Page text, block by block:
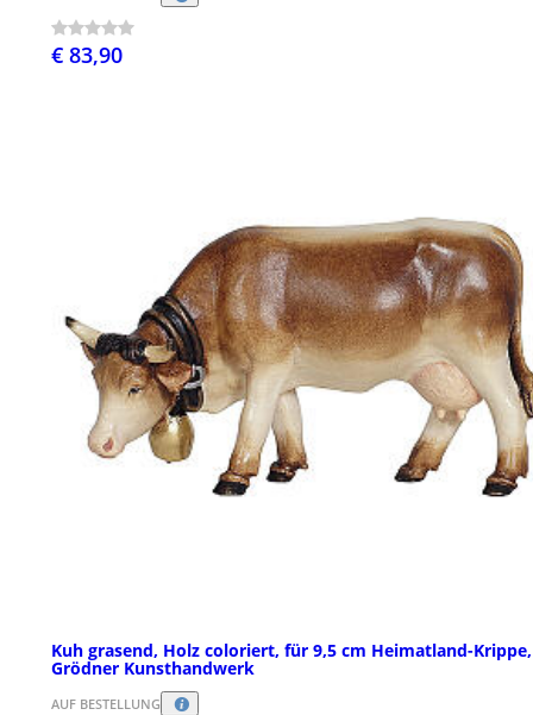
€ 83,90
Kuh grasend, Holz coloriert, für 9,5 cm Heimatland-Krippe,
Grödner Kunsthandwerk
AUF BESTELLUNG